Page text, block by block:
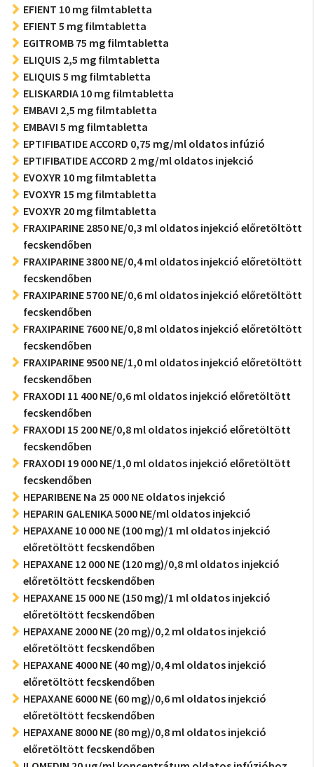
EFIENT 10 mg filmtabletta
EFIENT 5 mg filmtabletta
EGITROMB 75 mg filmtabletta
ELIQUIS 2,5 mg filmtabletta
ELIQUIS 5 mg filmtabletta
ELISKARDIA 10 mg filmtabletta
EMBAVI 2,5 mg filmtabletta
EMBAVI 5 mg filmtabletta
EPTIFIBATIDE ACCORD 0,75 mg/ml oldatos infúzió
EPTIFIBATIDE ACCORD 2 mg/ml oldatos injekció
EVOXYR 10 mg filmtabletta
EVOXYR 15 mg filmtabletta
EVOXYR 20 mg filmtabletta
FRAXIPARINE 2850 NE/0,3 ml oldatos injekció előretöltött
fecskendőben
FRAXIPARINE 3800 NE/0,4 ml oldatos injekció előretöltött
fecskendőben
FRAXIPARINE 5700 NE/0,6 ml oldatos injekció előretöltött
fecskendőben
FRAXIPARINE 7600 NE/0,8 ml oldatos injekció előretöltött
fecskendőben
FRAXIPARINE 9500 NE/1,0 ml oldatos injekció előretöltött
fecskendőben
FRAXODI 11 400 NE/0,6 ml oldatos injekció előretöltött
fecskendőben
FRAXODI 15 200 NE/0,8 ml oldatos injekció előretöltött
fecskendőben
FRAXODI 19 000 NE/1,0 ml oldatos injekció előretöltött
fecskendőben
HEPARIBENE Na 25 000 NE oldatos injekció
HEPARIN GALENIKA 5000 NE/ml oldatos injekció
HEPAXANE 10 000 NE (100 mg)/1 ml oldatos injekció
előretöltött fecskendőben
HEPAXANE 12 000 NE (120 mg)/0,8 ml oldatos injekció
előretöltött fecskendőben
HEPAXANE 15 000 NE (150 mg)/1 ml oldatos injekció
előretöltött fecskendőben
HEPAXANE 2000 NE (20 mg)/0,2 ml oldatos injekció
előretöltött fecskendőben
HEPAXANE 4000 NE (40 mg)/0,4 ml oldatos injekció
előretöltött fecskendőben
HEPAXANE 6000 NE (60 mg)/0,6 ml oldatos injekció
előretöltött fecskendőben
HEPAXANE 8000 NE (80 mg)/0,8 ml oldatos injekció
előretöltött fecskendőben